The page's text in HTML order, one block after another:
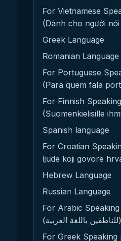
For Vietnamese
(Dành cho người nói
Greek Language
Romanian Language
For Portuguese
(Para quem fala
For Finnish
(Suomenkielisille
Spanish language
For Croatian
ljude koji govore
Hebrew Language
Russian Language
For Arabic
(للناطقين باللغة العربية)
For Greek Speaking